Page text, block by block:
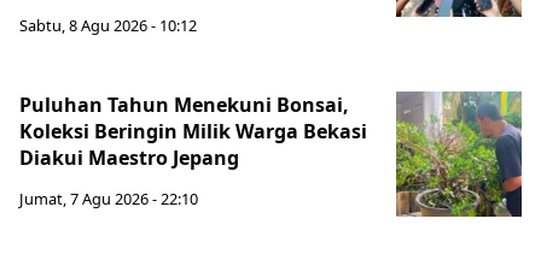
Sabtu, 8 Agu 2026 - 10:12
Puluhan Tahun Menekuni Bonsai,
Koleksi Beringin Milik Warga Bekasi
Diakui Maestro Jepang
Jumat, 7 Agu 2026 - 22:10